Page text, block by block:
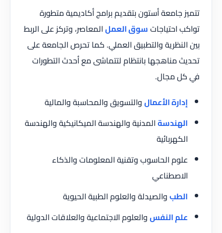
تتميز جامعة أستون بتقديم برامج أكاديمية متطورة
تواكب احتياجاتسوق العملالمعاصر، وتركز على الربط
بين النظرية والتطبيق العملي. كما تحرص الجامعة على
تحديث مناهجها بانتظام لتتماشى مع أحدث التطورات
في كل مجال.
إدارة الأعمالوالتسويق والمحاسبة والمالية
الهندسةالمدنية والهندسة الميكانيكية والهندسة
الكهربائية
علوم الحاسوب وتقنية المعلومات والذكاء
الاصطناعي
الطبوالصيدلة والعلوم الطبية الحيوية
علم النفسوالعلوم الاجتماعية والعلاقات الدولية